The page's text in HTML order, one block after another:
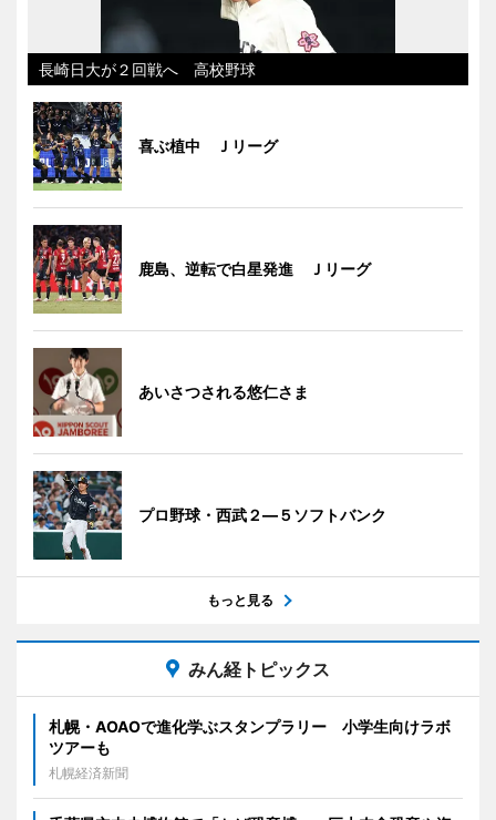
長崎日大が２回戦へ 高校野球
喜ぶ植中 Ｊリーグ
鹿島、逆転で白星発進 Ｊリーグ
あいさつされる悠仁さま
プロ野球・西武２―５ソフトバンク
もっと見る
みん経トピックス
札幌・AOAOで進化学ぶスタンプラリー 小学生向けラボ
ツアーも
札幌経済新聞